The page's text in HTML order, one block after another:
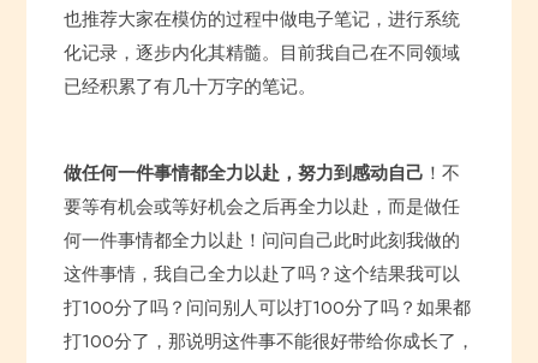
也推荐大家在模仿的过程中做电子笔记，进行系统
化记录，逐步内化其精髓。目前我自己在不同领域
已经积累了有几十万字的笔记。
做任何一件事情都全力以赴，努力到感动自己 ！不
要等有机会或等好机会之后再全力以赴，而是做任
何一件事情都全力以赴！问问自己此时此刻我做的
这件事情，我自己全力以赴了吗？这个结果我可以
打100分了吗？问问别人可以打100分了吗？如果都
打100分了，那说明这件事不能很好带给你成长了，